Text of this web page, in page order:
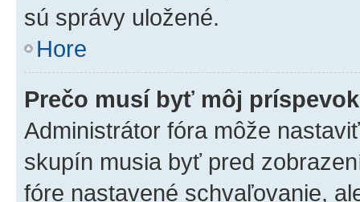
sú správy uložené.
Hore
Prečo musí byť môj
Administrátor fóra môže
skupín musia byť pred
fóre nastavené schvaľovanie,